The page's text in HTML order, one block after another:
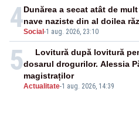
4Social -1 aug. 2026, 23:10
Dunărea a secat atât de
nave naziste din al doilea
5
Actualitate-1 aug. 2026, 14:39
Lovitură după lovitură
dosarul drogurilor. Alessia
magistraților